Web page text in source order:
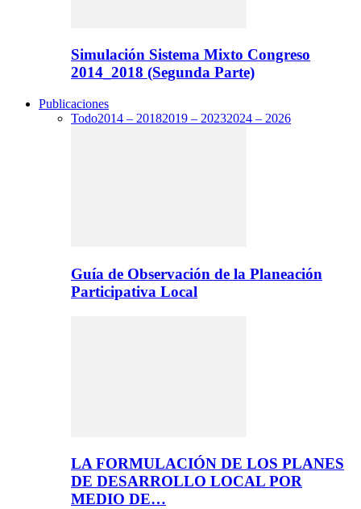
Simulación Sistema Mixto Congreso
2014_2018 (Segunda Parte)
Publicaciones
Todo2014 – 20182019 – 20232024 – 2026
Guía de Observación de la Planeación
Participativa Local
LA FORMULACIÓN DE LOS PLANES
DE DESARROLLO LOCAL POR
MEDIO DE…